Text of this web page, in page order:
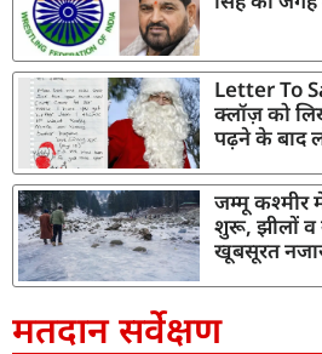
Letter To
क्लॉज़ को
पढ़ने के बाद
जम्मू कश्मीर
शुरू, झीलों व
खूबसूरत
मतदान सर्वेक्षण